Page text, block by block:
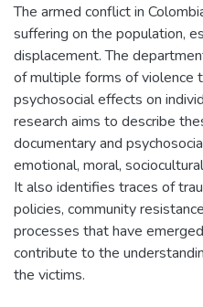
The armed conflict in
suffering on the population,
displacement. The
of multiple forms of violence
psychosocial effects on
research aims to describe
documentary and
emotional, moral,
It also identifies traces of
policies, community
processes that have
contribute to the
the victims.